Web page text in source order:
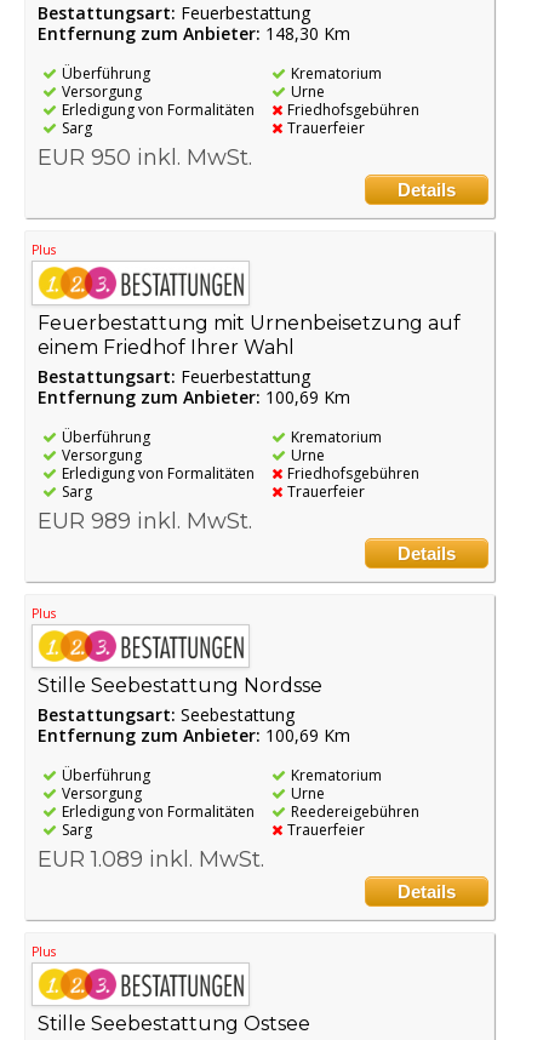
Bestattungsart: Feuerbestattung
Entfernung zum Anbieter: 148,30 Km
Überführung
Versorgung
Erledigung von Formalitäten
Sarg
Krematorium
Urne
Friedhofsgebühren
Trauerfeier
EUR 950 inkl. MwSt.
Details
Plus
Feuerbestattung mit Urnenbeisetzung auf
einem Friedhof Ihrer Wahl
Bestattungsart: Feuerbestattung
Entfernung zum Anbieter: 100,69 Km
Überführung
Versorgung
Erledigung von Formalitäten
Sarg
Krematorium
Urne
Friedhofsgebühren
Trauerfeier
EUR 989 inkl. MwSt.
Details
Plus
Stille Seebestattung Nordsse
Bestattungsart: Seebestattung
Entfernung zum Anbieter: 100,69 Km
Überführung
Versorgung
Erledigung von Formalitäten
Sarg
Krematorium
Urne
Reedereigebühren
Trauerfeier
EUR 1.089 inkl. MwSt.
Details
Plus
Stille Seebestattung Ostsee